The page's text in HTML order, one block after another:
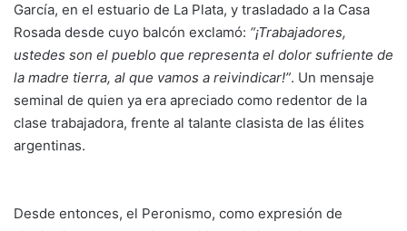
García, en el estuario de La Plata, y trasladado a la Casa
Rosada desde cuyo balcón exclamó: “¡Trabajadores,
ustedes son el pueblo que representa el dolor sufriente de
la madre tierra, al que vamos a reivindicar!”. Un mensaje
seminal de quien ya era apreciado como redentor de la
clase trabajadora, frente al talante clasista de las élites
argentinas.
Desde entonces, el Peronismo, como expresión de